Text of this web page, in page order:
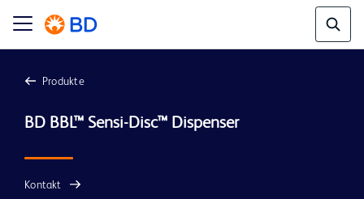
Produkte
BD BBL™ Sensi-Disc™ Dispenser
Kontakt